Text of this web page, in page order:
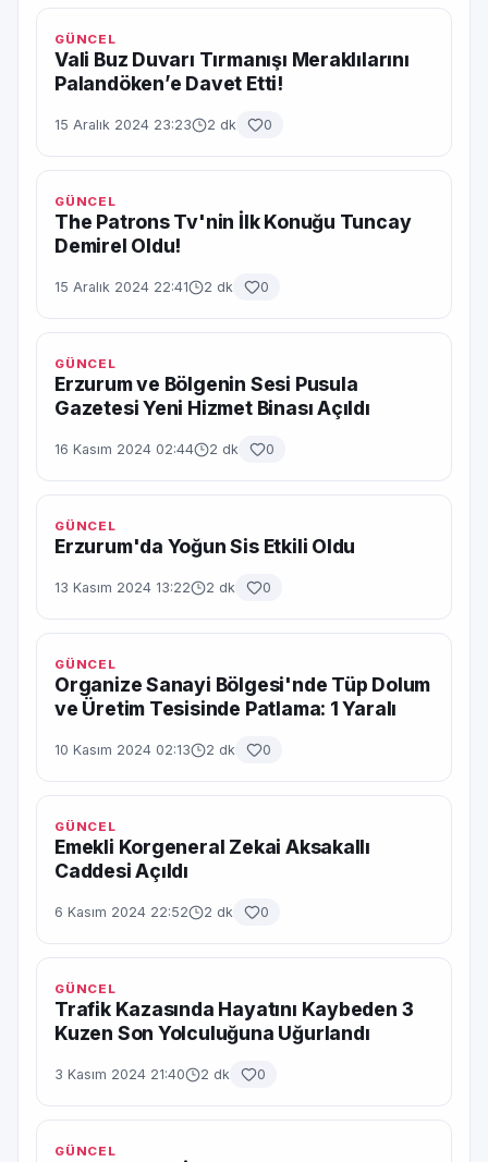
GÜNCEL
Vali Buz Duvarı Tırmanışı Meraklılarını
Palandöken’e Davet Etti!
15 Aralık 2024 23:23 2 dk 0
GÜNCEL
The Patrons Tv'nin İlk Konuğu Tuncay
Demirel Oldu!
15 Aralık 2024 22:41 2 dk 0
GÜNCEL
Erzurum ve Bölgenin Sesi Pusula
Gazetesi Yeni Hizmet Binası Açıldı
16 Kasım 2024 02:44 2 dk 0
GÜNCEL
Erzurum'da Yoğun Sis Etkili Oldu
13 Kasım 2024 13:22 2 dk 0
GÜNCEL
Organize Sanayi Bölgesi'nde Tüp Dolum
ve Üretim Tesisinde Patlama: 1 Yaralı
10 Kasım 2024 02:13 2 dk 0
GÜNCEL
Emekli Korgeneral Zekai Aksakallı
Caddesi Açıldı
6 Kasım 2024 22:52 2 dk 0
GÜNCEL
Trafik Kazasında Hayatını Kaybeden 3
Kuzen Son Yolculuğuna Uğurlandı
3 Kasım 2024 21:40 2 dk 0
GÜNCEL